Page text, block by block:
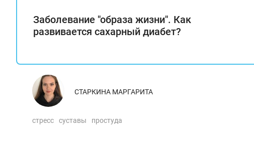
Заболевание "образа жизни". Как
развивается сахарный диабет?
СТАРКИНА МАРГАРИТА
стресс суставы простуда